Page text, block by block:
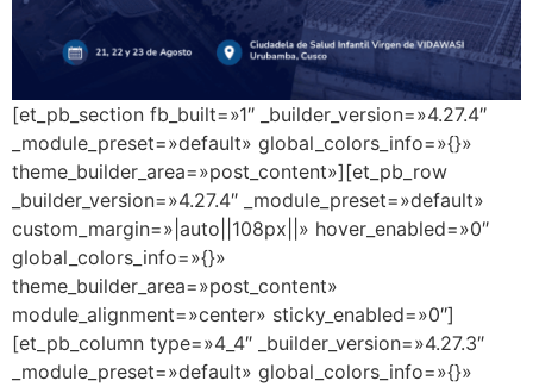
[et_pb_section fb_built=»1″ _builder_version=»4.27.4″
_module_preset=»default» global_colors_info=»{}»
theme_builder_area=»post_content»][et_pb_row
_builder_version=»4.27.4″ _module_preset=»default»
custom_margin=»|auto||108px||» hover_enabled=»0″
global_colors_info=»{}»
theme_builder_area=»post_content»
module_alignment=»center» sticky_enabled=»0″]
[et_pb_column type=»4_4″ _builder_version=»4.27.3″
_module_preset=»default» global_colors_info=»{}»